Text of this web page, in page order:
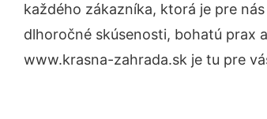
každého zákazníka, ktorá je pre
dlhoročné skúsenosti, bohatú prax
www.krasna-zahrada.sk je tu pre